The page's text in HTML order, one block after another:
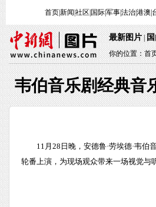
首页|新闻 社区 国际|军事|法治|港澳
最新图片|
你的位置：首
韦伯音乐剧经典音
11月28日晚，安德鲁·劳埃德·韦
轮番上演，为现场观众带来一场视觉与